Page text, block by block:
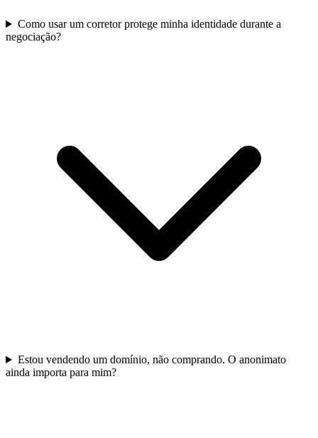
Como usar um corretor protege minha identidade durante a
negociação?
Estou vendendo um domínio, não comprando. O anonimato
ainda importa para mim?